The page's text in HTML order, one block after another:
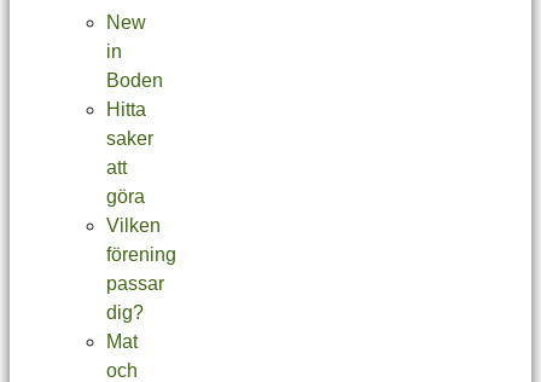
New
in
Boden
Hitta
saker
att
göra
Vilken
förening
passar
dig?
Mat
och